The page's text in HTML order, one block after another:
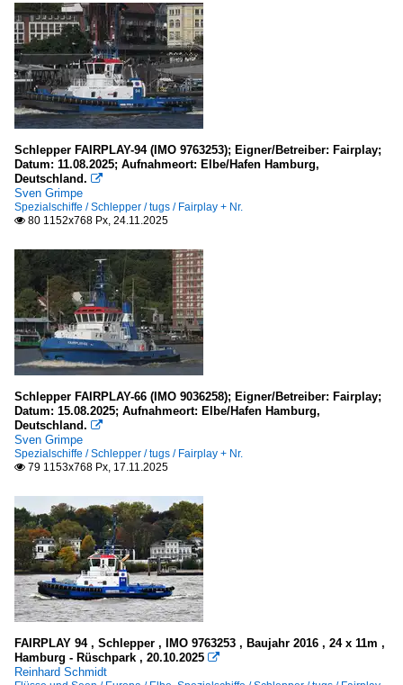
Schlepper FAIRPLAY-94 (IMO 9763253); Eigner/Betreiber: Fairplay;
Datum: 11.08.2025; Aufnahmeort: Elbe/Hafen Hamburg,
Deutschland. 
Sven Grimpe
Spezialschiffe / Schlepper / tugs / Fairplay + Nr.
 80 1152x768 Px, 24.11.2025
Schlepper FAIRPLAY-66 (IMO 9036258); Eigner/Betreiber: Fairplay;
Datum: 15.08.2025; Aufnahmeort: Elbe/Hafen Hamburg,
Deutschland. 
Sven Grimpe
Spezialschiffe / Schlepper / tugs / Fairplay + Nr.
 79 1153x768 Px, 17.11.2025
FAIRPLAY 94 , Schlepper , IMO 9763253 , Baujahr 2016 , 24 x 11m ,
Hamburg - Rüschpark , 20.10.2025 
Reinhard Schmidt